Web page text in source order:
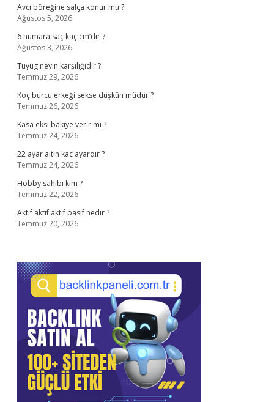
Avcı böreğine salça konur mu ?
Ağustos 5, 2026
6 numara saç kaç cm’dir ?
Ağustos 3, 2026
Tuyug neyin karşılığıdır ?
Temmuz 29, 2026
Koç burcu erkeği sekse düşkün müdür ?
Temmuz 26, 2026
Kasa eksi bakiye verir mi ?
Temmuz 24, 2026
22 ayar altın kaç ayardır ?
Temmuz 24, 2026
Hobby sahibi kim ?
Temmuz 22, 2026
Aktif aktif aktif pasif nedir ?
Temmuz 20, 2026